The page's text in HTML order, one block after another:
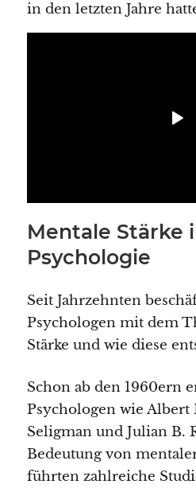
in den letzten Jahre
Mentale Stärke
Psychologie
Seit Jahrzehnten
Psychologen mit dem
Stärke und wie diese
Schon ab den 1960ern
Psychologen wie Albert
Seligman und Julian B.
Bedeutung von
führten zahlreiche